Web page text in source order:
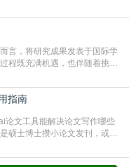
。现在国内多数高校和核心期
内容辅助写作，必须明确标
言，将研究成果发表于国际学
程既充满机遇，也伴随着挑
和难度究竟如何衡量。本篇
论文好发表吗”。一、会议论
的发
指南
论文工具能解决论文写作哪些
硕士博士攒小论文发刊，或是
不到点上，交上去才发现重复